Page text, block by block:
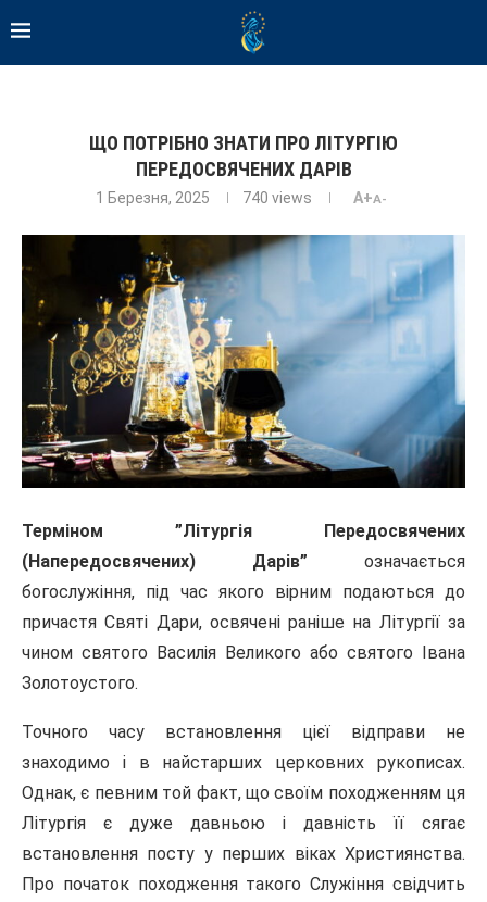
ЩО ПОТРІБНО ЗНАТИ ПРО ЛІТУРГІЮ
ПЕРЕДОСВЯЧЕНИХ ДАРІВ
1 Березня, 2025 740 views A+A-
Терміном ”Літургія Передосвячених
(Напередосвячених) Дарів” означається
богослужіння, під час якого вірним подаються до
причастя Святі Дари, освячені раніше на Літургії за
чином святого Василія Великого або святого Івана
Золотоустого.
Точного часу встановлення цієї відправи не
знаходимо і в най­старших церковних рукописах.
Однак, є певним той факт, що своїм походженням ця
Літургія є дуже давньою і давність її сягає
встановлення посту у перших віках Християнства.
Про початок походження такого Служіння свідчить